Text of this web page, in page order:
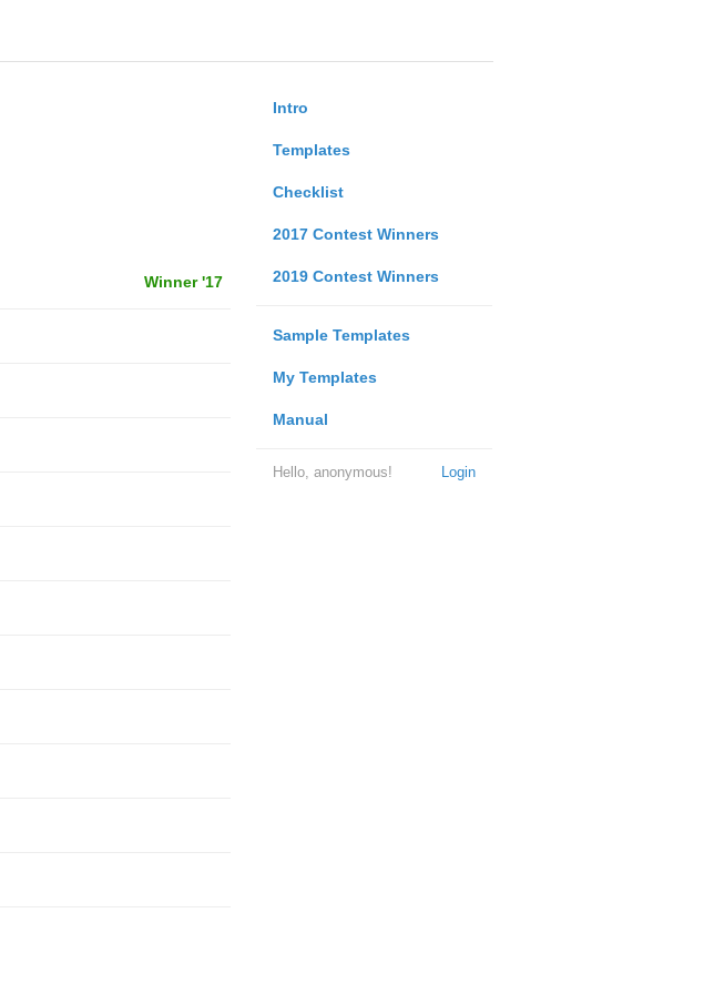
Intro
Templates
Checklist
2017 Contest Winners
2019 Contest Winners
Sample Templates
My Templates
Manual
Login
Hello, anonymous!
Winner '17